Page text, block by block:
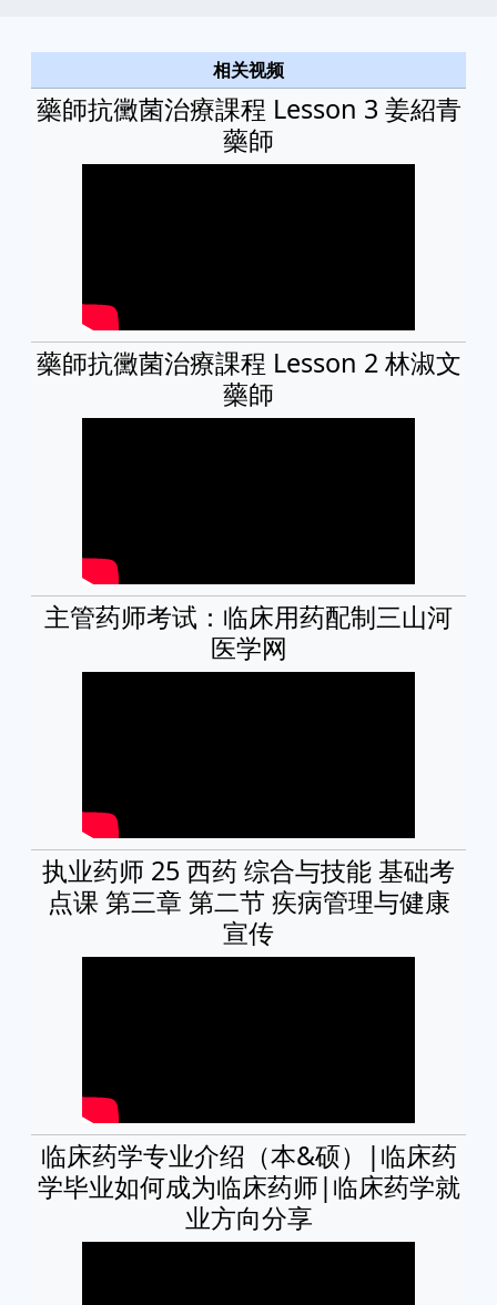
相关视频
藥師抗黴菌治療課程 Lesson 3 姜紹青
藥師
藥師抗黴菌治療課程 Lesson 2 林淑文
藥師
主管药师考试：临床用药配制三山河
医学网
执业药师 25 西药 综合与技能 基础考
点课 第三章 第二节 疾病管理与健康
宣传
临床药学专业介绍（本&硕）|临床药
学毕业如何成为临床药师|临床药学就
业方向分享